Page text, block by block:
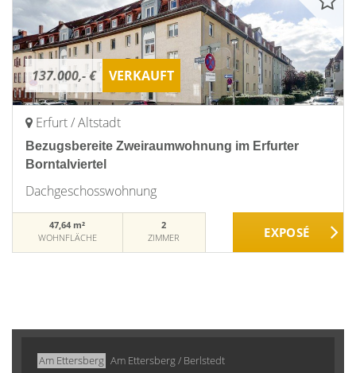
137.000,- € VERKAUFT
Erfurt / Altstadt
Bezugsbereite Zweiraumwohnung im Erfurter
Borntalviertel
Dachgeschosswohnung
47,64 m²
WOHNFLÄCHE
2
ZIMMER
Am Ettersberg Am Ettersberg / Berlstedt